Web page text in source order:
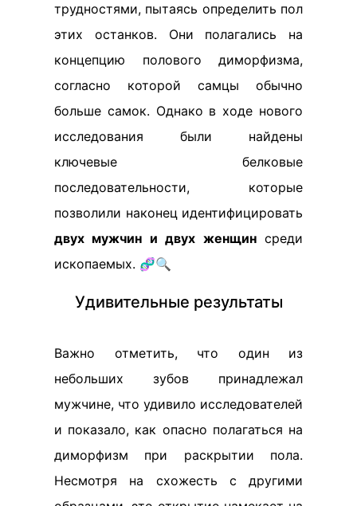
трудностями, пытаясь определить пол
этих останков. Они полагались на
концепцию полового диморфизма,
согласно которой самцы обычно
больше самок. Однако в ходе нового
исследования были найдены
ключевые белковые
последовательности, которые
позволили наконец идентифицировать
двух мужчин и двух женщинсреди
ископаемых. 🧬🔍
Удивительные результаты
Важно отметить, что один из
небольших зубов принадлежал
мужчине, что удивило исследователей
и показало, как опасно полагаться на
диморфизм при раскрытии пола.
Несмотря на схожесть с другими